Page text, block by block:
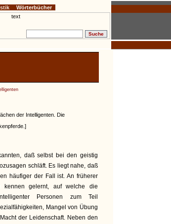
der Intelligenten. Die
daß selbst bei den geistig
schläft. Es liegt nahe, daß
häufiger der Fall ist. An früherer
kennen gelernt, auf welche die
Personen zum Teil
Mangel von Übung
der Leidenschaft. Neben den
Wörterbücher